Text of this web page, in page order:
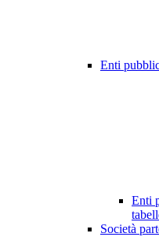
Enti
Enti
Società